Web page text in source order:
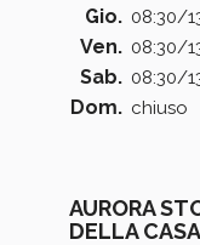
Gio. 08:30/
Ven. 08:30/
Sab. 08:30/
Dom. chiuso
AURORA
DELLA CASA